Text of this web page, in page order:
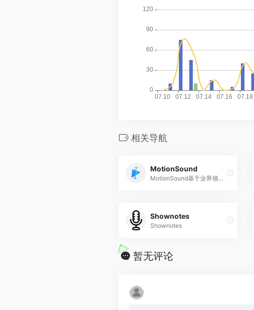
相关导航
MotionSound
MotionSound基于业界领先的深度神经网络技术,提供流畅自然的语音合成服务,让人机沟通更自然,便捷
Shownotes
Shownotes
暂无评论